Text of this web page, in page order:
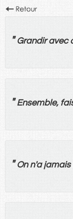
" Grandir avec
" Ensemble,
" Onn'a jamais